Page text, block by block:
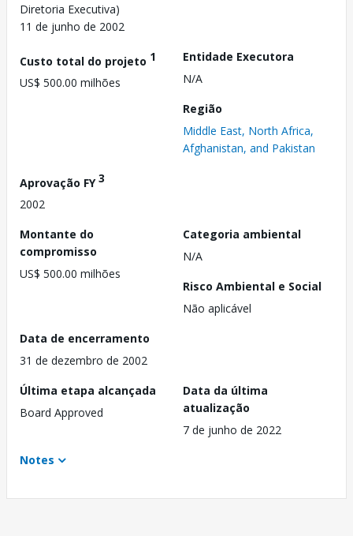
Diretoria Executiva)
11 de junho de 2002
Custo total do projeto 1
US$ 500.00 milhões
Entidade Executora
N/A
Região
Middle East, North Africa,
Afghanistan, and Pakistan
Aprovação FY3
2002
Montante do
compromisso
US$ 500.00 milhões
Categoria ambiental
N/A
Risco Ambiental e Social
Não aplicável
Data de encerramento
31 de dezembro de 2002
Última etapa alcançada
Board Approved
Data da última
atualização
7 de junho de 2022
Notes